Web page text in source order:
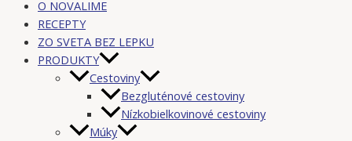
O NOVALIME
RECEPTY
ZO SVETA BEZ LEPKU
PRODUKTY
Cestoviny
Bezgluténové cestoviny
Nízkobielkovinové cestoviny
Múky